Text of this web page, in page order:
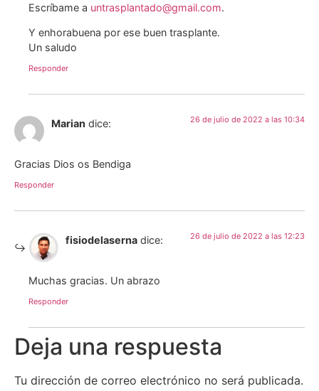
Escríbame a untrasplantado@gmail.com.
Y enhorabuena por ese buen trasplante.
Un saludo
Responder
Marian dice: 26 de julio de 2022 a las 10:34
Gracias Dios os Bendiga
Responder
fisiodelaserna dice: 26 de julio de 2022 a las 12:23
Muchas gracias. Un abrazo
Responder
Deja una respuesta
Tu dirección de correo electrónico no será publicada.